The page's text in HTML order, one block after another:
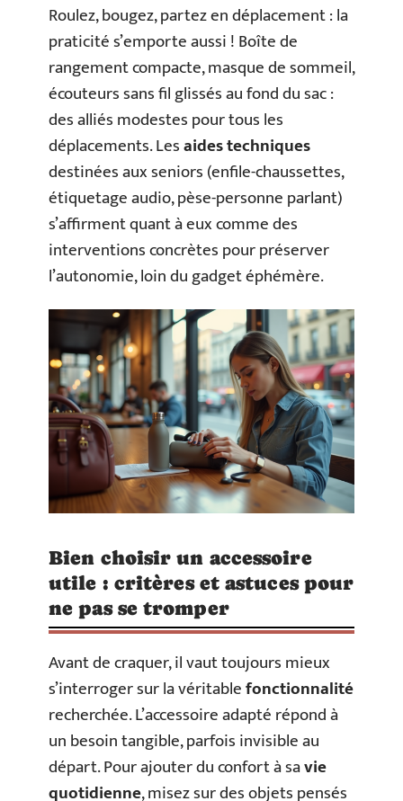
Roulez, bougez, partez en déplacement : la
praticité s’emporte aussi ! Boîte de
rangement compacte, masque de sommeil,
écouteurs sans fil glissés au fond du sac :
des alliés modestes pour tous les
déplacements. Lesaides techniques
destinées aux seniors (enfile-chaussettes,
étiquetage audio, pèse-personne parlant)
s’affirment quant à eux comme des
interventions concrètes pour préserver
l’autonomie, loin du gadget éphémère.
Bien choisir un accessoire
utile : critères et astuces pour
ne pas se tromper
Avant de craquer, il vaut toujours mieux
s’interroger sur la véritablefonctionnalité
recherchée. L’accessoire adapté répond à
un besoin tangible, parfois invisible au
départ. Pour ajouter du confort à savie
quotidienne, misez sur des objets pensés